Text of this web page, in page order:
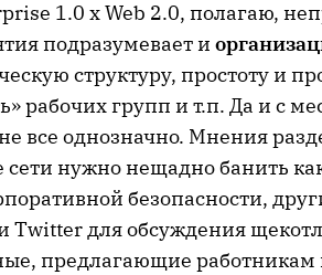
1.0 x Web 2.0, полагаю,
подразумевает и
структуру, простоту и
рабочих групп и т.п. Да и с
все однозначно. Мнения
нужно нещадно банить
безопасности,
Twitter для обсуждения
предлагающие работникам